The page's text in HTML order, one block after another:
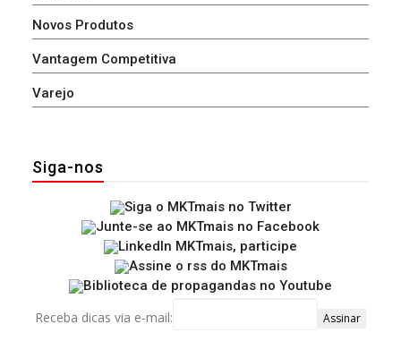
Novos Produtos
Vantagem Competitiva
Varejo
Siga-nos
Receba dicas via e-mail: